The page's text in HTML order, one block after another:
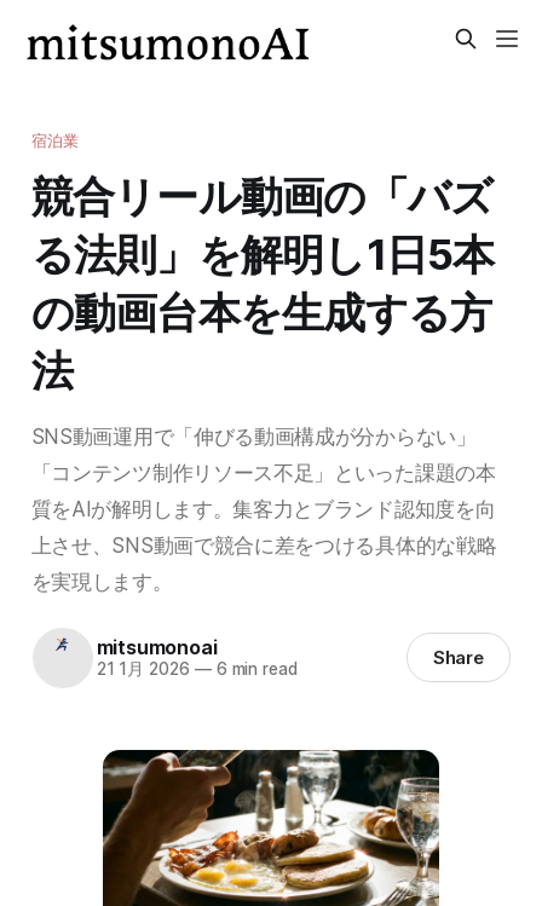
宿泊業
競合リール動画の「バズ
る法則」を解明し1日5本
の動画台本を生成する方
法
SNS動画運用で「伸びる動画構成が分からない」
「コンテンツ制作リソース不足」といった課題の本
質をAIが解明します。集客力とブランド認知度を向
上させ、SNS動画で競合に差をつける具体的な戦略
を実現します。
mitsumonoai
21 1月 2026 —6 min read Share